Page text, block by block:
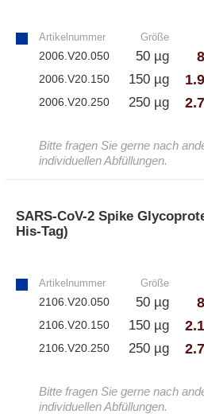
Artikelnummer Größe
2006.V20.050 50 µg
2006.V20.150 150 µg
2006.V20.250 250 µg
Bitte fragen Sie gerne nach
individuellen Abfüllungen.
SARS-CoV-2 Spike
His-Tag)
Artikelnummer Größe
2106.V20.050 50 µg
2106.V20.150 150 µg
2106.V20.250 250 µg
Bitte fragen Sie gerne nach
individuellen Abfüllungen.